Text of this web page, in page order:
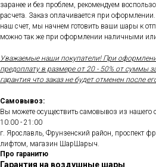
заранее и без проблем, рекомендуем
расчета. Заказ оплачивается при
наш счет, мы начнем готовить ваши шары к
можно так же при оформлении наличными или
Уважаемые наши покупатели! При
предоплату в размере от 20 - 50% от суммы
гарантия что заказ не будет отменен после
Самовывоз:
Вы можете осуществить самовывоз из
10:00 - 21:00
г. Ярославль, Фрунзенский район, проспект
лифтом, магазин ШарШарыч.
Про гаранитю
Гарантия на воздушные шары